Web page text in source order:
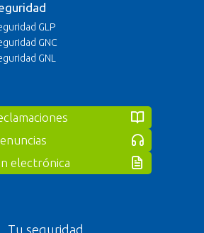
GLP
GNC
GNL
electrónica
Tu seguridad